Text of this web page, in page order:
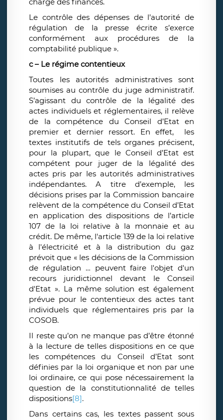
chargé des finances.
Le contrôle des dépenses de l’autorité de
régulation de la presse écrite s’exerce
conformément aux procédures de la
comptabilité publique ».
c – Le régime contentieux
Toutes les autorités administratives sont
soumises au contrôle du juge administratif.
S’agissant du contrôle de la légalité des
actes individuels et réglementaires, il relève
de la compétence du Conseil d’Etat en
premier et dernier ressort. En effet, les
textes institutifs de tels organes précisent,
pour la plupart, que le Conseil d’Etat est
compétent pour juger de la légalité des
actes pris par les autorités administratives
indépendantes. A titre d’exemple, les
décisions prises par la Commission bancaire
relèvent de la compétence du Conseil d’Etat
en application des dispositions de l’article
107 de la loi relative à la monnaie et au
crédit. De même, l'article 139 de la loi relative
à l'électricité et à la distribution du gaz
prévoit que « les décisions de la Commission
de régulation … peuvent faire l'objet d'un
recours juridictionnel devant le Conseil
d'Etat ». La même solution est également
prévue pour le contentieux des actes tant
individuels que réglementaires pris par la
COSOB.
Il reste qu’on ne manque pas d’être étonné
à la lecture de telles dispositions en ce que
les compétences du Conseil d’Etat sont
définies par la loi organique et non par une
loi ordinaire, ce qui pose nécessairement la
question de la constitutionnalité de telles
dispositions[8].
Dans certains cas, les textes passent sous